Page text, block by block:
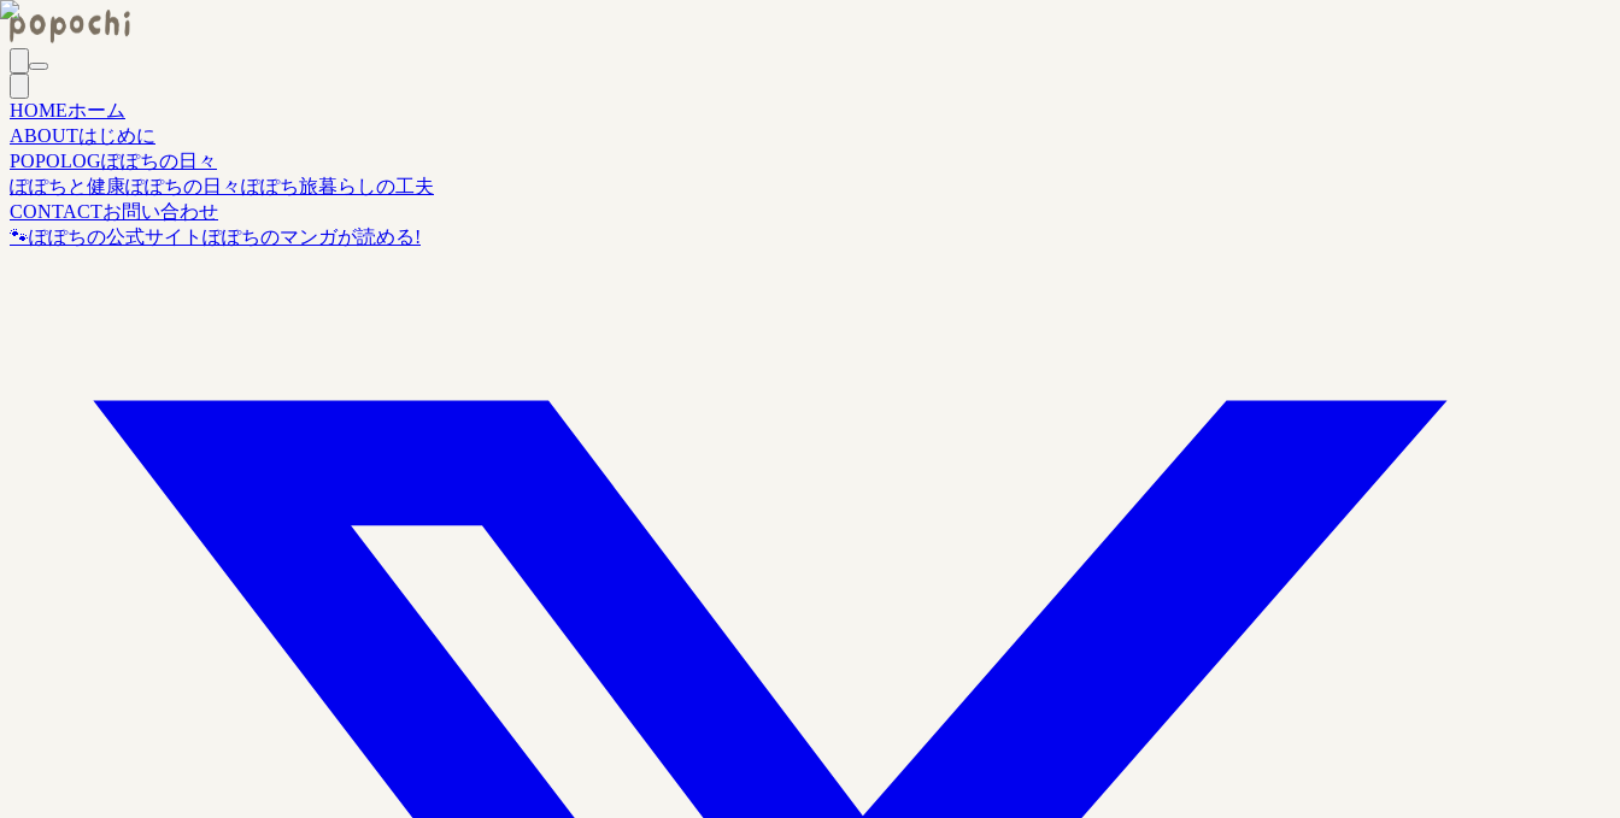
HOMEホーム
ABOUTはじめに
POPOLOGぽぽちの日々
ぽぽちと健康ぽぽちの日々ぽぽち旅暮らしの工夫
CONTACTお問い合わせ
🐾ぽぽちの公式サイト ぽぽちのマンガが読める!